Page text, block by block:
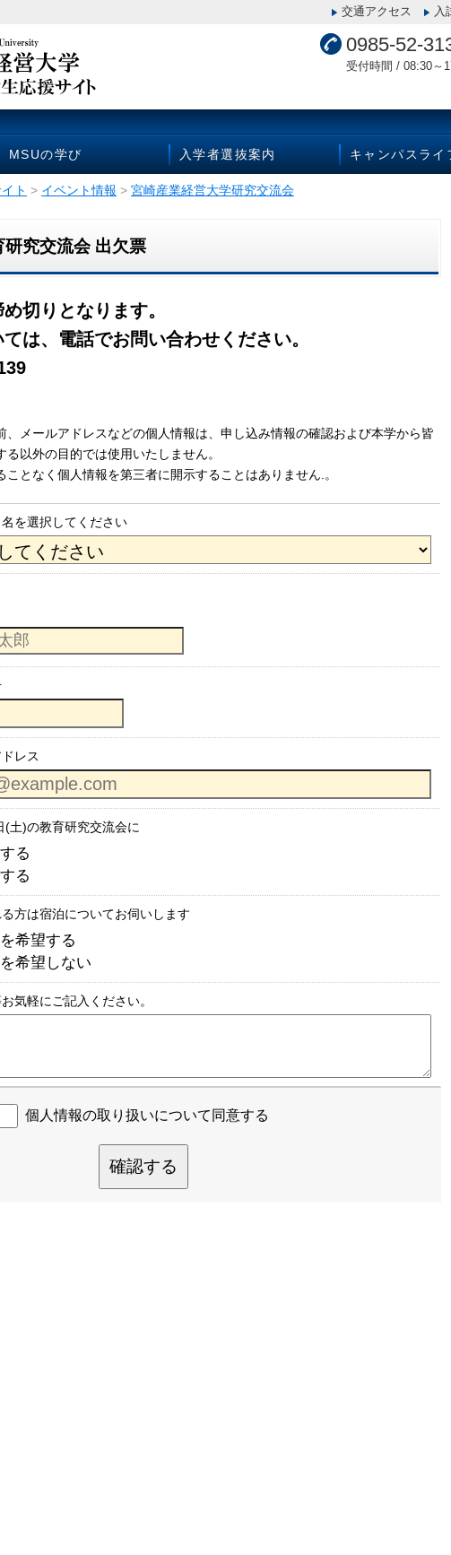
交通アクセス 入
0985-52-
受付時間 / 08:30～
MSUの学び 入学者選抜案内 キャンパスライ
ト > イベント情報 > 宮崎産業経営大学研究交流会
究交流会 出欠票
切りとなります。
は、電話でお問い合わせください。
、メールアドレスなどの個人情報は、申し込み情報の確認および本学から皆
以外の目的では使用いたしません。
ことなく個人情報を第三者に開示することはありません.。
を選択してください
レス
(土)の教育研究交流会に
る
る
方は宿泊についてお伺いします
希望する
希望しない
気軽にご記入ください。
個人情報の取り扱いについて同意する
確認する